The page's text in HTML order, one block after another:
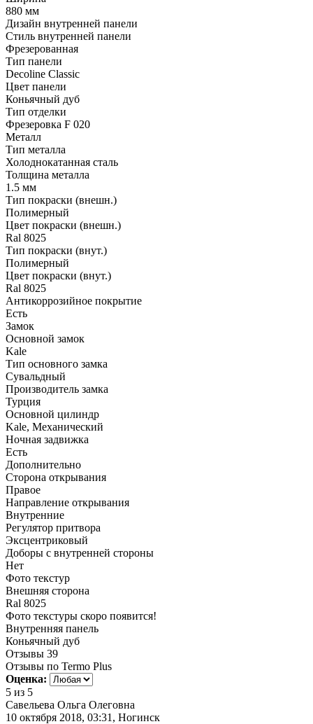
880 мм
Дизайн внутренней панели
Стиль внутренней панели
Фрезерованная
Тип панели
Decoline Classic
Цвет панели
Коньячный дуб
Тип отделки
Фрезеровка F 020
Металл
Тип металла
Холоднокатанная сталь
Толщина металла
1.5 мм
Тип покраски (внешн.)
Полимерный
Цвет покраски (внешн.)
Ral 8025
Тип покраски (внут.)
Полимерный
Цвет покраски (внут.)
Ral 8025
Антикоррозийное покрытие
Есть
Замок
Основной замок
Kale
Тип основного замка
Сувальдный
Производитель замка
Турция
Основной цилиндр
Kale, Механический
Ночная задвижка
Есть
Дополнительно
Сторона открывания
Правое
Направление открывания
Внутренние
Регулятор притвора
Эксцентриковый
Доборы с внутренней стороны
Нет
Фото текстур
Внешняя сторона
Ral 8025
Фото текстуры скоро появится!
Внутренняя панель
Коньячный дуб
Отзывы 39
Отзывы по Termo Plus
Оценка:
5 из 5
Савельева Ольга Олеговна
10 октября 2018, 03:31, Ногинск